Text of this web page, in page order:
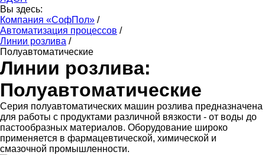
Вы здесь:
Компания «СофПол» /
Автоматизация процессов /
Линии розлива /
Полуавтоматические
Линии розлива:
Полуавтоматические
Серия полуавтоматических машин розлива предназначена
для работы с продуктами различной вязкости - от воды до
пастообразных материалов. Оборудование широко
применяется в фармацевтической, химической и
смазочной промышленности.